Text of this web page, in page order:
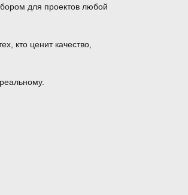
для проектов любой
кто ценит качество,